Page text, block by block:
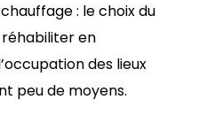
: le choix du
en
des lieux
peu de moyens.